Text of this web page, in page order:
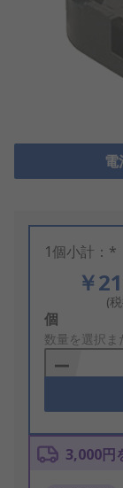
1個小計：*
￥
(
Add
to
Basket
個
数量を選択ま
3,000円